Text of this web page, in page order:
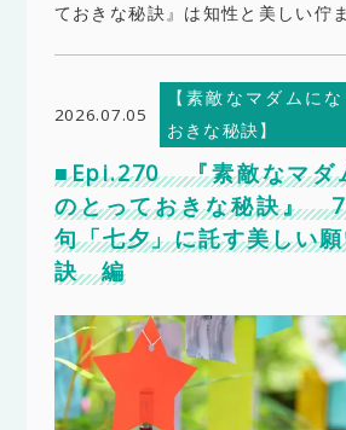
ておきな秘訣』は知性と美しい佇
2026.07.05
【素敵なマダムに
おきな秘訣】
■Epi.270 『素敵なマダ
のとっておきな秘訣』
句「七夕」に託す美しい
訣 編